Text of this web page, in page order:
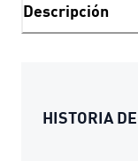
Descripción
HISTORIA